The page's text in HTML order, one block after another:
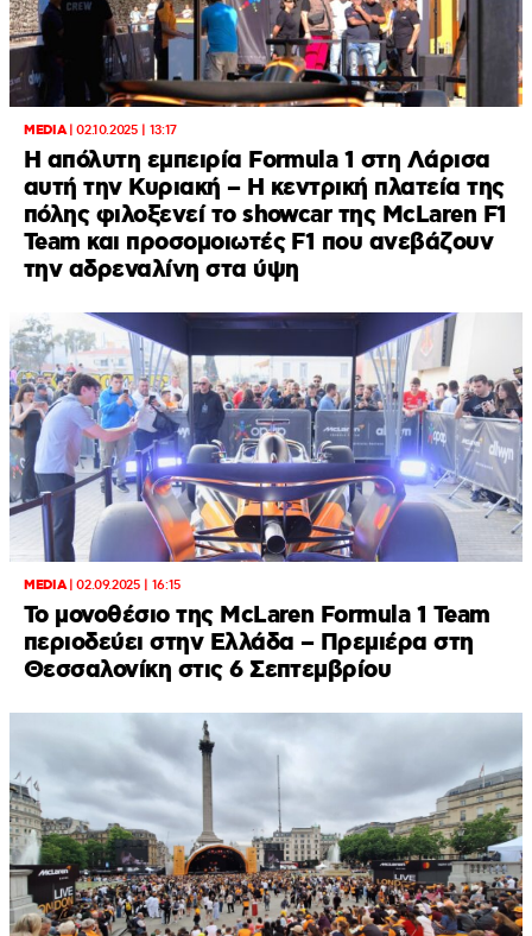
MEDIA|02.10.2025 | 13:17
Η απόλυτη εμπειρία Formula 1 στη Λάρισα
αυτή την Κυριακή – Η κεντρική πλατεία της
πόλης φιλοξενεί το showcar της McLaren F1
Team και προσομοιωτές F1 που ανεβάζουν
την αδρεναλίνη στα ύψη
MEDIA|02.09.2025 | 16:15
Το μονοθέσιο της McLaren Formula 1 Team
περιοδεύει στην Ελλάδα – Πρεμιέρα στη
Θεσσαλονίκη στις 6 Σεπτεμβρίου